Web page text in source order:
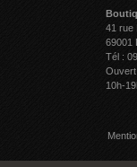
41 rue
69001
Tél :
Ouvert
10h-